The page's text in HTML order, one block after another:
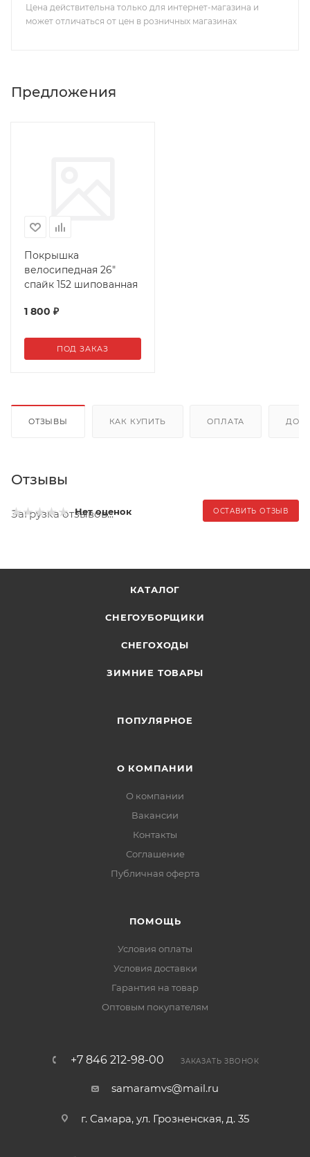
Цена действительна только для интернет-магазина и
может отличаться от цен в розничных магазинах
Предложения
Покрышка
велосипедная 26"
спайк 152 шипованная
1 800 ₽
ПОД ЗАКАЗ
ОТЗЫВЫ КАК КУПИТЬ ОПЛАТА
Отзывы
Нет оценок ОСТАВИТЬ ОТЗЫВ
Загрузка отзывов...
КАТАЛОГ
СНЕГОУБОРЩИКИ
СНЕГОХОДЫ
ЗИМНИЕ ТОВАРЫ
ПОПУЛЯРНОЕ
О КОМПАНИИ
О компании
Вакансии
Контакты
Соглашение
Публичная оферта
ПОМОЩЬ
Условия оплаты
Условия доставки
Гарантия на товар
Оптовым покупателям
+7 846 212-98-00 ЗАКАЗАТЬ ЗВОНОК
samaramvs@mail.ru
г. Самара, ул. Грозненская, д. 35